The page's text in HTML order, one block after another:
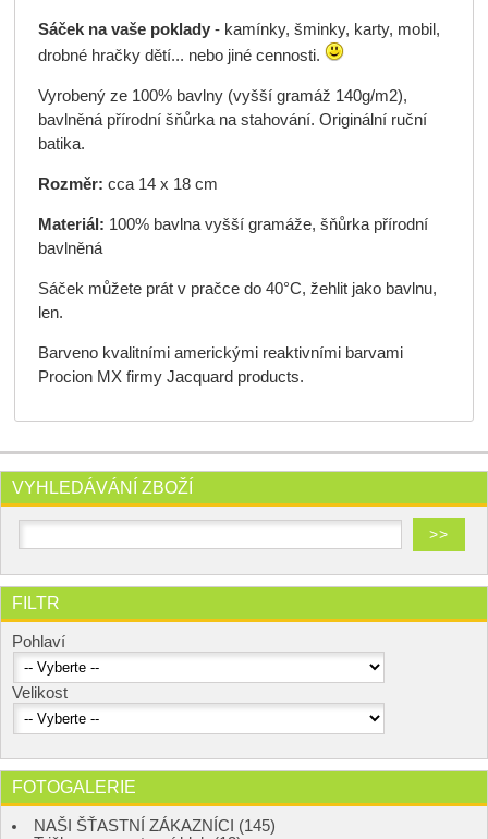
Sáček na vaše poklady- kamínky, šminky, karty, mobil,
drobné hračky dětí... nebo jiné cennosti.
Vyrobený ze 100% bavlny (vyšší gramáž 140g/m2),
bavlněná přírodní šňůrka na stahování. Originální ruční
batika.
Rozměr: cca 14 x 18 cm
Materiál: 100% bavlna vyšší gramáže, šňůrka přírodní
bavlněná
Sáček můžete prát v pračce do 40°C, žehlit jako bavlnu,
len.
Barveno kvalitními americkými reaktivními barvami
Procion MX firmy Jacquard products.
VYHLEDÁVÁNÍ ZBOŽÍ
FILTR
Pohlaví
Velikost
FOTOGALERIE
NAŠI ŠŤASTNÍ ZÁKAZNÍCI (145)